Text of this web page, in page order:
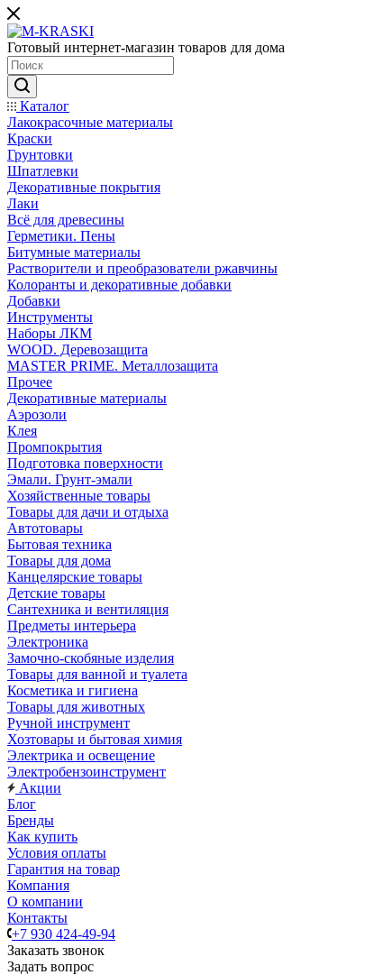
Готовый интернет-магазин товаров для дома
Каталог
Лакокрасочные материалы
Краски
Грунтовки
Шпатлевки
Декоративные покрытия
Лаки
Всё для древесины
Герметики. Пены
Битумные материалы
Растворители и преобразователи ржавчины
Колоранты и декоративные добавки
Добавки
Инструменты
Наборы ЛКМ
WOOD. Деревозащита
MASTER PRIME. Металлозащита
Прочее
Декоративные материалы
Аэрозоли
Клея
Промпокрытия
Подготовка поверхности
Эмали. Грунт-эмали
Хозяйственные товары
Товары для дачи и отдыха
Автотовары
Бытовая техника
Товары для дома
Канцелярские товары
Детские товары
Сантехника и вентиляция
Предметы интерьера
Электроника
Замочно-скобяные изделия
Товары для ванной и туалета
Косметика и гигиена
Товары для животных
Ручной инструмент
Хозтовары и бытовая химия
Электрика и освещение
Электробензоинструмент
Акции
Блог
Бренды
Как купить
Условия оплаты
Гарантия на товар
Компания
О компании
Контакты
+7 930 424-49-94
Заказать звонок
Задать вопрос